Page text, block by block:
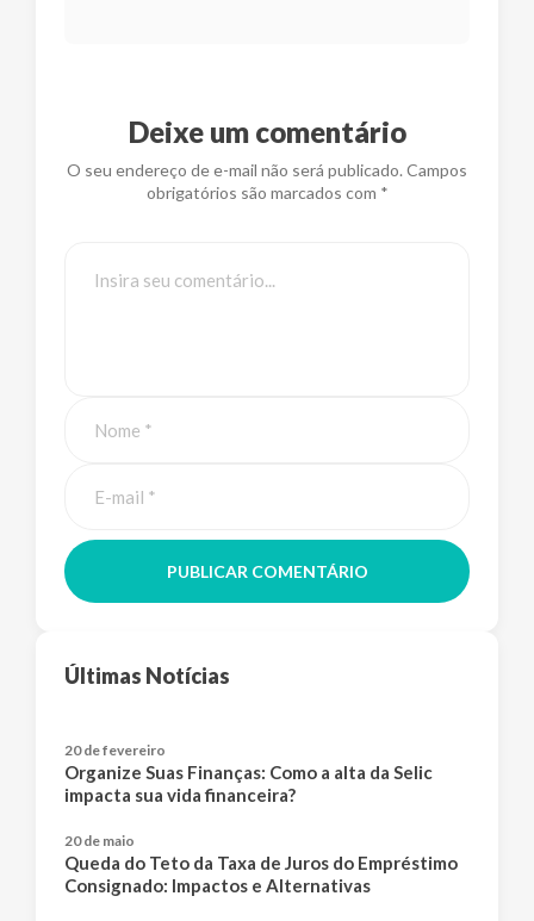
Deixe um comentário
O seu endereço de e-mail não será publicado. Campos
obrigatórios são marcados com *
PUBLICAR COMENTÁRIO
Últimas Notícias
20 de fevereiro
Organize Suas Finanças: Como a alta da Selic
impacta sua vida financeira?
20 de maio
Queda do Teto da Taxa de Juros do Empréstimo
Consignado: Impactos e Alternativas